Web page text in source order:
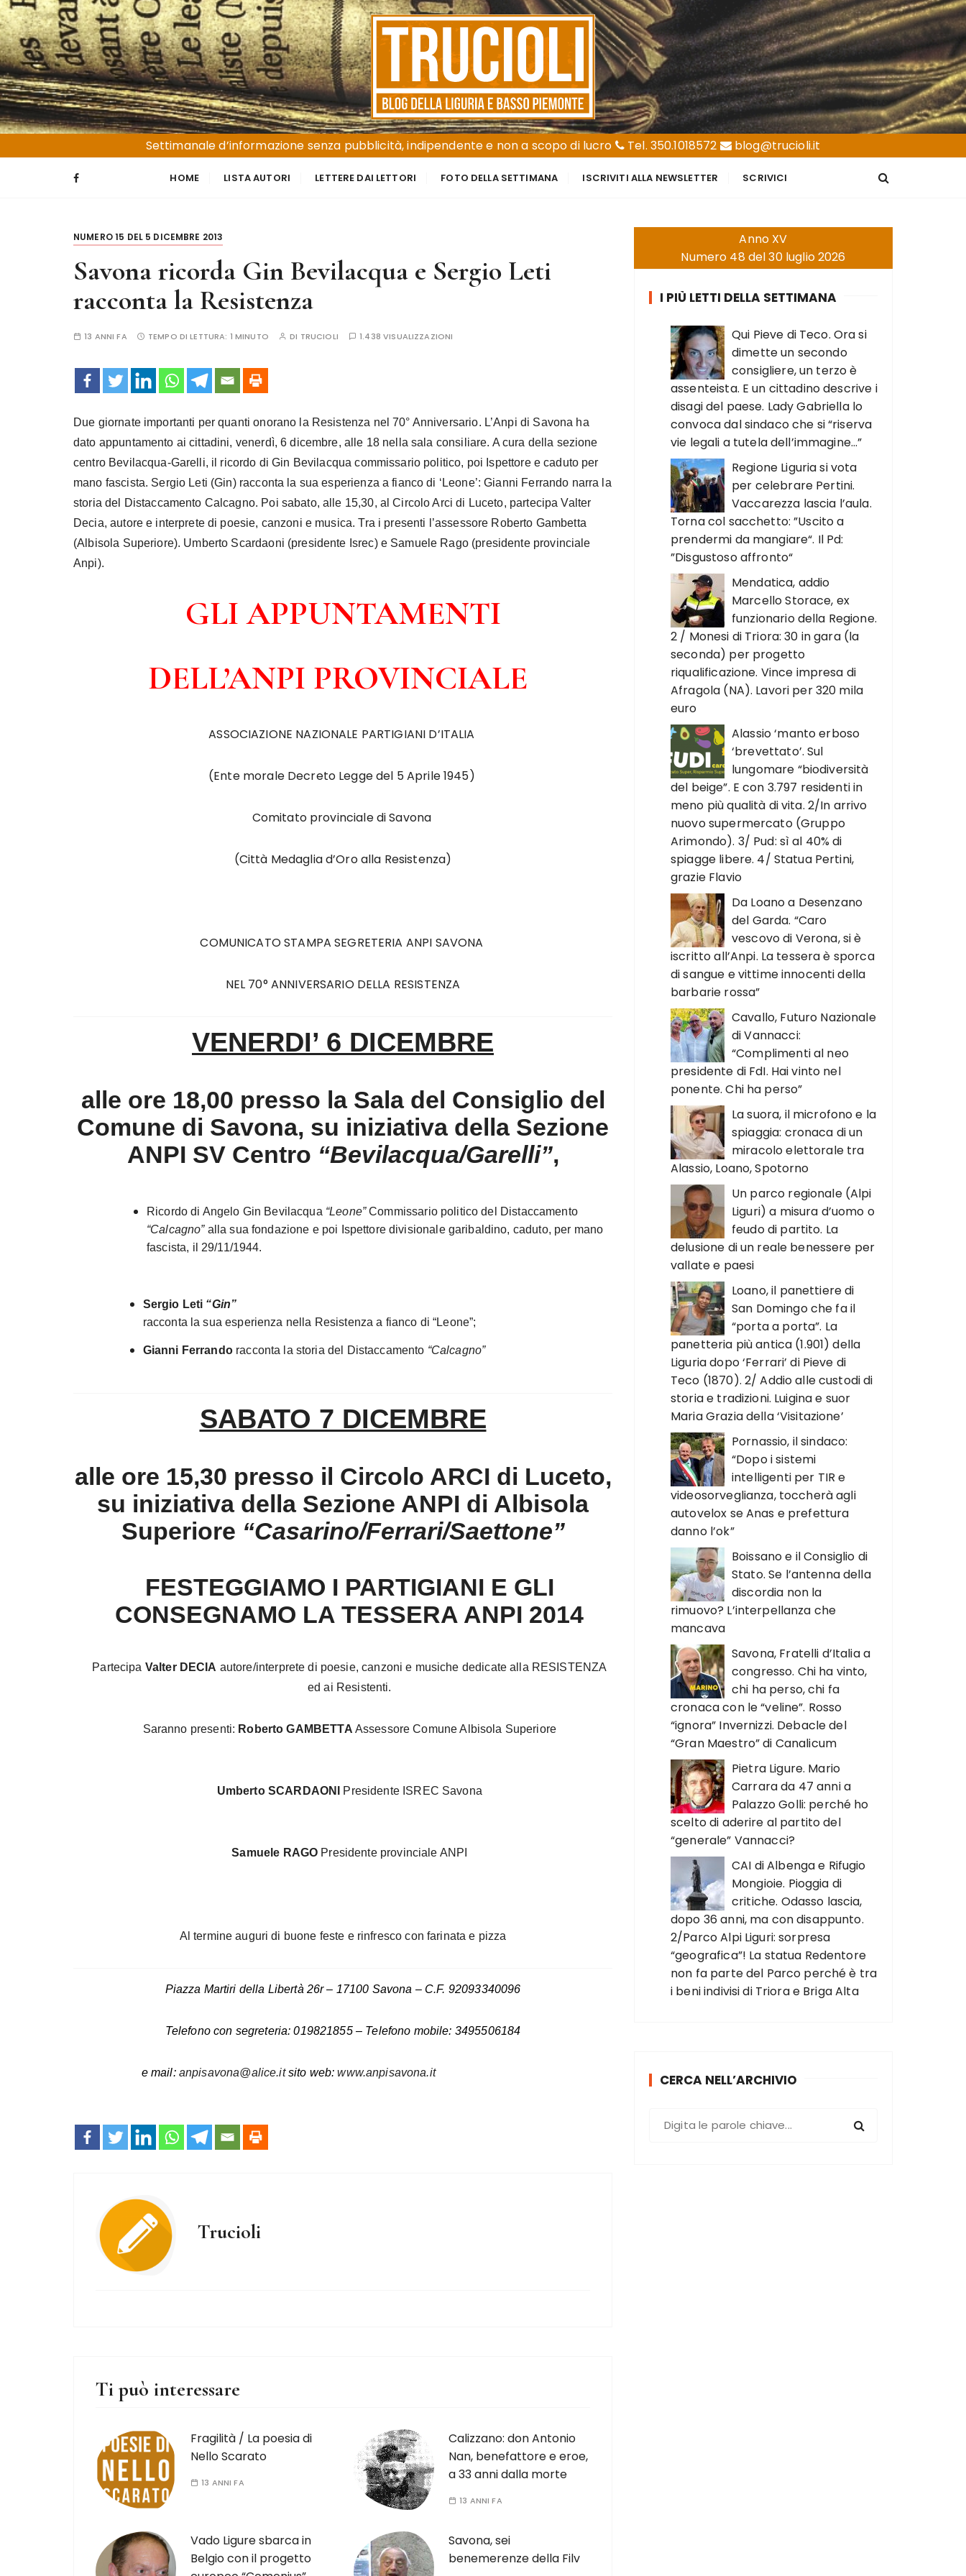
S
a
l
t
a
a
l
c
Trucioli
Liguria e Basso Piemonte
Settimanale d’informazione senza pubblicità, indipendente e non a scopo di lucro
Tel. 350.1018572 blog@trucioli.it
HOME LISTA AUTORI LETTERE DAI LETTORI FOTO DELLA SETTIMANA ISCRIVITI ALLA NEWSLETTER SCRIVICI
NUMERO 15 DEL 5 DICEMBRE 2013
Savona ricorda Gin Bevilacqua e Sergio Leti
racconta la Resistenza
13 ANNI FA TEMPO DI LETTURA: 1 MINUTO DI TRUCIOLI 1.438 VISUALIZZAZIONI
Due giornate importanti per quanti onorano la Resistenza nel 70° Anniversario. L’Anpi di Savona ha
dato appuntamento ai cittadini, venerdì, 6 dicembre, alle 18 nella sala consiliare. A cura della sezione
centro Bevilacqua-Garelli, il ricordo di Gin Bevilacqua commissario politico, poi Ispettore e caduto per
mano fascista. Sergio Leti (Gin) racconta la sua esperienza a fianco di ‘Leone’: Gianni Ferrando narra la
storia del Distaccamento Calcagno. Poi sabato, alle 15,30, al Circolo Arci di Luceto, partecipa Va lter
Decia, autore e interprete di poesie, canzoni e musica. Tra i presenti l’assessore Roberto Gambetta
(Albisola Superiore). Umberto Scardaoni (presidente Isrec) e Samuele Rago (presidente provinciale
Anpi).
GLI APPUNTAMENTI
DELL’ANPI PROVINCIALE
ASSOCIAZIONE NAZIONALE PARTIGIANI D’ITALIA
(Ente morale Decreto Legge del 5 Aprile 1945)
Comitato provinciale di Savona
(Città Medaglia d’Oro alla Resistenza)
COMUNICATO STAMPA SEGRETERIA ANPI SAVONA
NEL 70° ANNIVERSARIO DELLA RESISTENZA
VENERDI’ 6 DICEMBRE
alle ore 18,00 presso la Sala del Consiglio del
Comune di Savona, su iniziativa della Sezione
ANPI SV Centro “Bevilacqua/Garelli”,
Ricordo di Angelo Gin Bevilacqua “Leone”Commissario politico del Distaccamento
“Calcagno”alla sua fondazione e poi Ispettore divisionale garibaldino, caduto, per mano
fascista, il 29/11/1944.
Sergio Leti “Gin”
racconta la sua esperienza nella Resistenza a fianco di “Leone”;
Gianni Ferrandoracconta la storia del Distaccamento “Calcagno”
SABATO 7 DICEMBRE
alle ore 15,30 presso il Circolo ARCI di Luceto,
su iniziativa della Sezione ANPI di Albisola
Superiore “Casarino/Ferrari/Saettone”
FESTEGGIAMO I PARTIGIANI E GLI
CONSEGNAMO LA TESSERA ANPI 2014
Partecipa Valter DECIA autore/interprete di poesie, canzoni e musiche dedicate alla RESISTENZA
ed ai Resistenti.
Saranno presenti: Roberto GAMBETTA Assessore Comune Albisola Superiore
Umberto SCARDAONI Presidente ISREC Savona
Samuele RAGO Presidente provinciale ANPI
Al termine auguri di buone feste e rinfresco con farinata e pizza
Piazza Martiri della Libertà 26r – 17100 Savona – C.F. 92093340096
Telefono con segreteria: 019821855 – Telefono mobile: 3495506184
e mail: anpisavona@alice.itsito web:www.anpisavona.it
Trucioli
Ti può interessare
Fragilità / La poesia di
Nello Scarato
13 ANNI FA
Calizzano: don Antonio
Nan, benefattore e eroe,
a 33 anni dalla morte
13 ANNI FA
Vado Ligure sbarca in
Belgio con il progetto
Savona, sei
benemerenze della Filv
Anno XV
Numero 48 del 30 luglio 2026
I PIÙ LETTI DELLA SETTIMANA
Qui Pieve di Teco. Ora si
dimette un secondo
consigliere, un terzo è
assenteista. E un cittadino descrive i
disagi del paese. Lady Gabriella lo
convoca dal sindaco che si “riserva
vie legali a tutela dell’immagine…”
Regione Liguria si vota
per celebrare Pertini.
Vaccarezza lascia l’aula.
Torna col sacchetto: ”Uscito a
prendermi da mangiare“. Il Pd:
”Disgustoso affronto“
Mendatica, addio
Marcello Storace, ex
funzionario della Regione.
2 / Monesi di Triora: 30 in gara (la
seconda) per progetto
riqualificazione. Vince impresa di
Afragola (NA). Lavori per 320 mila
euro
Alassio ‘manto erboso
‘brevettato’. Sul
lungomare “biodiversità
del beige”. E con 3.797 residenti in
meno più qualità di vita. 2/In arrivo
nuovo supermercato (Gruppo
Arimondo). 3/ Pud: sì al 40% di
spiagge libere. 4/ Statua Pertini,
grazie Flavio
Da Loano a Desenzano
del Garda. “Caro
vescovo di Verona, si è
iscritto all’Anpi. La tessera è sporca
di sangue e vittime innocenti della
barbarie rossa”
Cavallo, Futuro Nazionale
di Vannacci:
“Complimenti al neo
presidente di FdI. Hai vinto nel
ponente. Chi ha perso”
La suora, il microfono e la
spiaggia: cronaca di un
miracolo elettorale tra
Alassio, Loano, Spotorno
Un parco regionale (Alpi
Liguri) a misura d’uomo o
feudo di partito. La
delusione di un reale benessere per
vallate e paesi
Loano, il panettiere di
San Domingo che fa il
“porta a porta”. La
panetteria più antica (1.901) della
Liguria dopo ‘Ferrari’ di Pieve di
Teco (1870). 2/ Addio alle custodi di
storia e tradizioni. Luigina e suor
Maria Grazia della ‘Visitazione’
Pornassio, il sindaco:
“Dopo i sistemi
intelligenti per TIR e
videosorveglianza, toccherà agli
autovelox se Anas e prefettura
danno l’ok”
Boissano e il Consiglio di
Stato. Se l’antenna della
discordia non la
rimuovo? L’interpellanza che
mancava
Savona, Fratelli d’Italia a
congresso. Chi ha vinto,
chi ha perso, chi fa
cronaca con le “veline”. Rosso
“ignora” Invernizzi. Debacle del
“Gran Maestro” di Canalicum
Pietra Ligure. Mario
Carrara da 47 anni a
Palazzo Golli: perché ho
scelto di aderire al partito del
“generale” Vannacci?
CAI di Albenga e Rifugio
Mongioie. Pioggia di
critiche. Odasso lascia,
dopo 36 anni, ma con disappunto.
2/Parco Alpi Liguri: sorpresa
“geografica”! La statua Redentore
non fa parte del Parco perché è tra
i beni indivisi di Triora e Briga Alta
CERCA NELL’ARCHIVIO